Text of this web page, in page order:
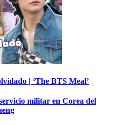
| ‘The BTS Meal’
militar en Corea del